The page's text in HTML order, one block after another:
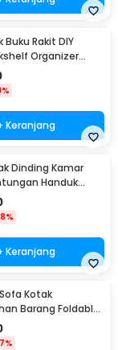
Buku Rakit DIY
Organizer
- ZW404
Keranjang
Dinding Kamar
Handuk
- B04-1
Keranjang
Kotak
Barang Foldable
38x38x36.5cm -